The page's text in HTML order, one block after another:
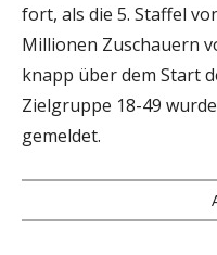
fort, als die 5. Staffel
Millionen Zuschauern
knapp über dem Start
Zielgruppe 18-49
gemeldet.